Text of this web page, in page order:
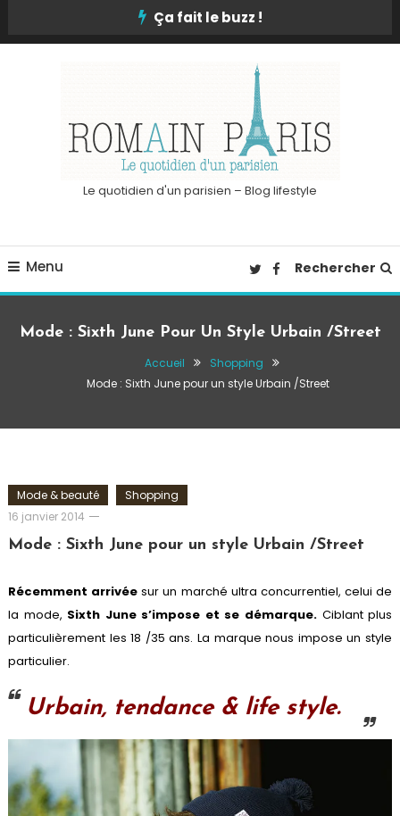
Ça fait le buzz !
Le quotidien d'un parisien – Blog lifestyle
Menu Rechercher
Mode : Sixth June Pour Un Style Urbain /Street
Accueil
Shopping
Mode : Sixth June pour un style Urbain /Street
Mode & beauté
Shopping
16 janvier 2014
Romain-
Paris
Mode : Sixth June pour un style Urbain /Street
Récemment arrivée sur un marché ultra concurrentiel, celui de
la mode, Sixth June s’impose et se démarque.Ciblant plus
particulièrement les 18 /35 ans. La marque nous impose un style
particulier.
Urbain, tendance & life style.